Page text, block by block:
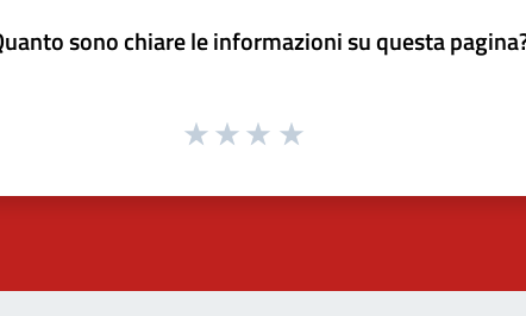
sono chiare le informazioni su questa